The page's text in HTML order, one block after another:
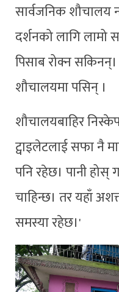
सार्वजनिक शौचालय
दर्शनको लागि
पिसाब रोक्न
शौचालयमा पसिन् ।
शौचालयबाहिर
ट्वाइलेटलाई सफा नै
पनि रहेछ। पानी
चाहिन्छ। तर यहाँ
समस्या रहेछ।'